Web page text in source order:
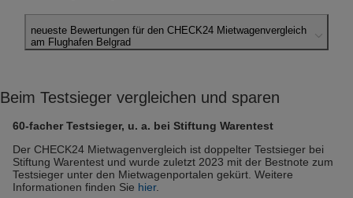
neueste Bewertungen für den CHECK24 Mietwagenvergleich
am Flughafen Belgrad
Abholort: Belgrad Flughafen
Miljan M.
abgegeben am 30.05.2026
Abholort: Belgrad Flughafen
Beim Testsieger vergleichen und sparen
60-facher Testsieger, u. a. bei Stiftung Warentest
Der CHECK24 Mietwagenvergleich ist doppelter Testsieger bei
Stiftung Warentest und wurde zuletzt 2023 mit der Bestnote zum
Testsieger unter den Mietwagenportalen gekürt. Weitere
Informationen finden Sie hier.